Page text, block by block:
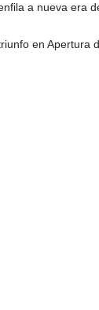
a nueva era
en Apertura